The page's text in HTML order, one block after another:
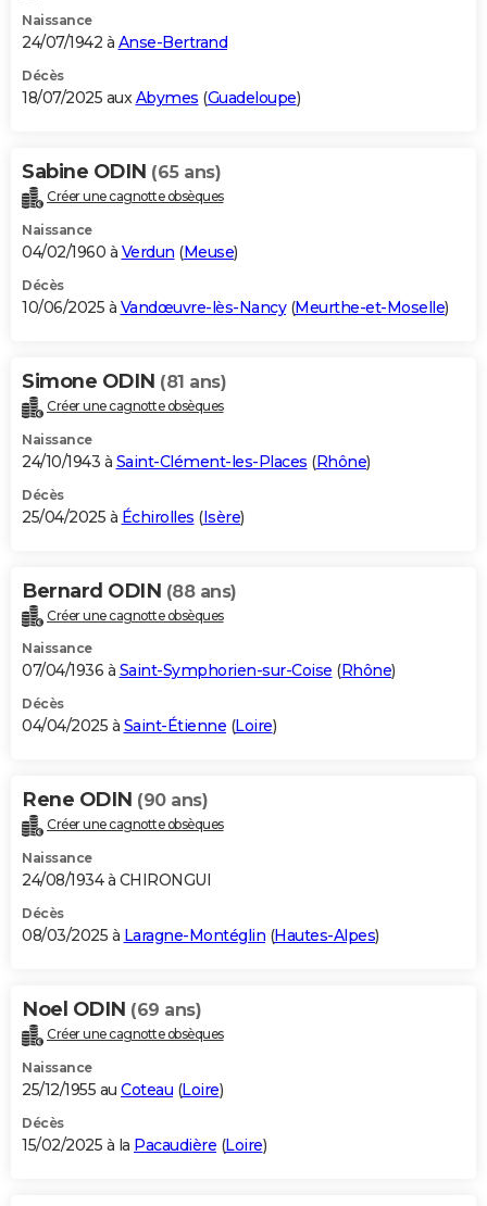
Naissance
24/07/1942 à Anse-Bertrand
Décès
18/07/2025 auxAbymes (Guadeloupe)
Sabine ODIN (65 ans)
Créer une cagnotte obsèques
Naissance
04/02/1960 à Verdun (Meuse)
Décès
10/06/2025 à Vandœuvre-lès-Nancy(Meurthe-et-Moselle)
Simone ODIN (81 ans)
Créer une cagnotte obsèques
Naissance
24/10/1943 à Saint-Clément-les-Places (Rhône)
Décès
25/04/2025 à Échirolles (Isère)
Bernard ODIN (88 ans)
Créer une cagnotte obsèques
Naissance
07/04/1936 à Saint-Symphorien-sur-Coise (Rhône)
Décès
04/04/2025 à Saint-Étienne (Loire)
Rene ODIN (90 ans)
Créer une cagnotte obsèques
Naissance
24/08/1934 à CHIRONGUI
Décès
08/03/2025 à Laragne-Montéglin (Hautes-Alpes)
Noel ODIN (69 ans)
Créer une cagnotte obsèques
Naissance
25/12/1955 au Coteau (Loire)
Décès
15/02/2025 à la Pacaudière (Loire)